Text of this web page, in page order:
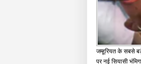
जम्हूरियत के सबसे
पर नई सियासी